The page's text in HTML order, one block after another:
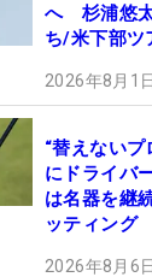
へ 杉浦悠
ち/米下部ツ
2026年8月1
“替えないプ
にドライバ
は名器を継
ッティング
2026年8月6